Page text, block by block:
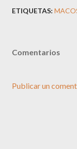
ETIQUETAS:
Comentarios
Publicar un